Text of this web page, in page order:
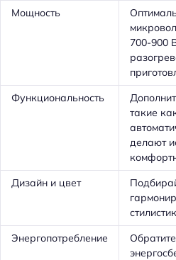
Мощность
700-900
Функциональность
такие
делают
Дизайн и цвет
Энергопотребление